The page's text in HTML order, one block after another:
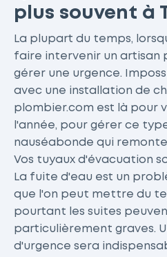
plus souvent à
La plupart du temps,
faire intervenir un artisan
gérer une urgence.
avec une installation de
plombier.com est là pour
l'année, pour gérer ce
nauséabonde qui
Vos tuyaux d'évacuation
La fuite d'eau est un
que l'on peut mettre du
pourtant les suites
particulièrement graves.
d'urgence sera